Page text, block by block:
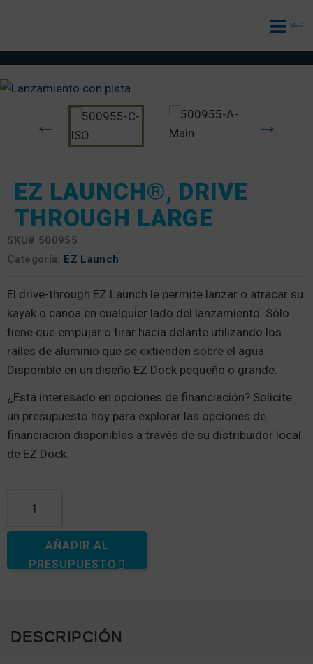
Menú
EZ LAUNCH®, DRIVE
THROUGH LARGE
SKU# 500955
Categoría: EZ Launch
El drive-through EZ Launch le permite lanzar o atracar su
kayak o canoa en cualquier lado del lanzamiento. Sólo
tiene que empujar o tirar hacia delante utilizando los
raíles de aluminio que se extienden sobre el agua.
Disponible en un diseño EZ Dock pequeño o grande.
¿Está interesado en opciones de financiación? Solicite
un presupuesto hoy para explorar las opciones de
financiación disponibles a través de su distribuidor local
de EZ Dock.
AÑADIR AL
PRESUPUESTO
DESCRIPCIÓN